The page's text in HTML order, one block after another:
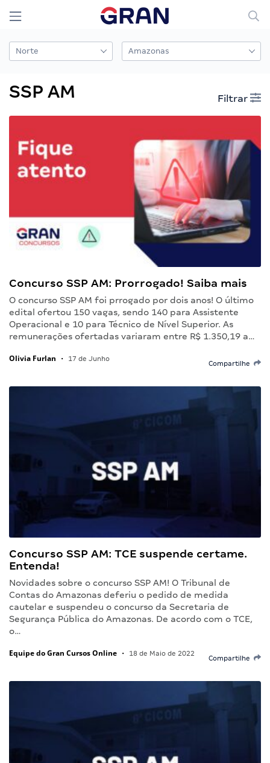
SSP AM Filtrar
Concurso SSP AM: Prorrogado! Saiba mais
O concurso SSP AM foi prrogado por dois anos! O último
edital ofertou 150 vagas, sendo 140 para Assistente
Operacional e 10 para Técnico de Nível Superior. As
remunerações ofertadas variaram entre R$ 1.350,19 a…
Olivia Furlan • 17 de Junho
Compartilhe
Concurso SSP AM: TCE suspende certame.
Entenda!
Novidades sobre o concurso SSP AM! O Tribunal de
Contas do Amazonas deferiu o pedido de medida
cautelar e suspendeu o concurso da Secretaria de
Segurança Pública do Amazonas. De acordo com o TCE,
o…
Equipe do Gran Cursos Online • 18 de Maio de 2022
Compartilhe